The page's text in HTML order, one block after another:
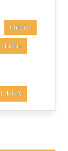
Chicago
BibTeX